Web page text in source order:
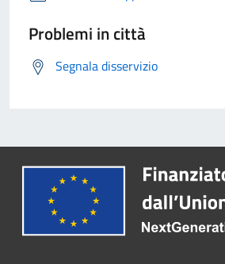
Problemi in città
Segnala disservizio